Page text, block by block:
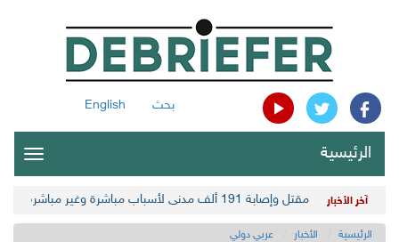
بحث English
الرئيسية
آخر الأخبار مقتل وإصابة 191 ألف مدني لأسباب مباشرة وغير مباشرة في أحدث حصيلة حوثية
الرئيسية الأخبار عربي دولي